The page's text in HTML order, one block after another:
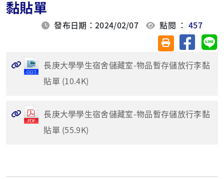
黏貼單
發布日期：2024/02/07 點閱 ：457
友善列印(另開視
分享至
長庚大學學生宿舍儲藏室-物品暫存儲放行李黏
貼單 (10.4K)
長庚大學學生宿舍儲藏室-物品暫存儲放行李黏
貼單 (55.9K)